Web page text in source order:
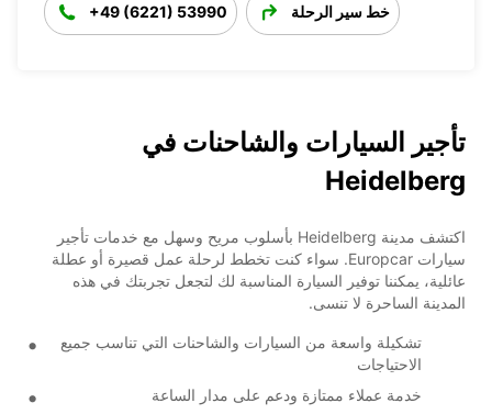
+49 (6221) 53990 خط سير الرحلة
تأجير السيارات والشاحنات في
Heidelberg
اكتشف مدينة Heidelberg بأسلوب مريح وسهل مع خدمات تأجير
سيارات Europcar. سواء كنت تخطط لرحلة عمل قصيرة أو عطلة
عائلية، يمكننا توفير السيارة المناسبة لك لتجعل تجربتك في هذه
المدينة الساحرة لا تنسى.
تشكيلة واسعة من السيارات والشاحنات التي تناسب جميع
الاحتياجات
خدمة عملاء ممتازة ودعم على مدار الساعة